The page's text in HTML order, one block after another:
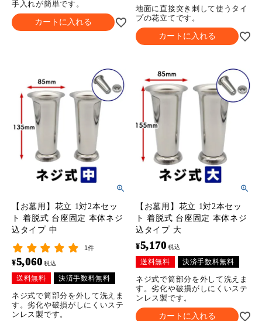
手入れが簡単です。
カートに入れる
地面に直接突き刺して使うタイ
プの花立てです。
カートに入れる
【お墓用】花立 1対2本セッ
ト 着脱式 台座固定 本体ネジ
込タイプ 中
1件
¥5,060 税込
送料無料 決済手数料無料
ネジ式で筒部分を外して洗えま
す。劣化や破損がしにくいステ
ンレス製です。
【お墓用】花立 1対2本セッ
ト 着脱式 台座固定 本体ネジ
込タイプ 大
¥5,170 税込
送料無料 決済手数料無料
ネジ式で筒部分を外して洗えま
す。劣化や破損がしにくいステ
ンレス製です。
カートに入れる